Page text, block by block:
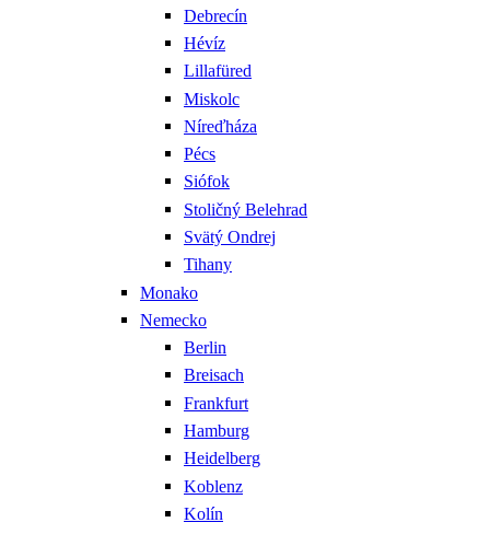
Debrecín
Hévíz
Lillafüred
Miskolc
Níreďháza
Pécs
Siófok
Stoličný Belehrad
Svätý Ondrej
Tihany
Monako
Nemecko
Berlin
Breisach
Frankfurt
Hamburg
Heidelberg
Koblenz
Kolín